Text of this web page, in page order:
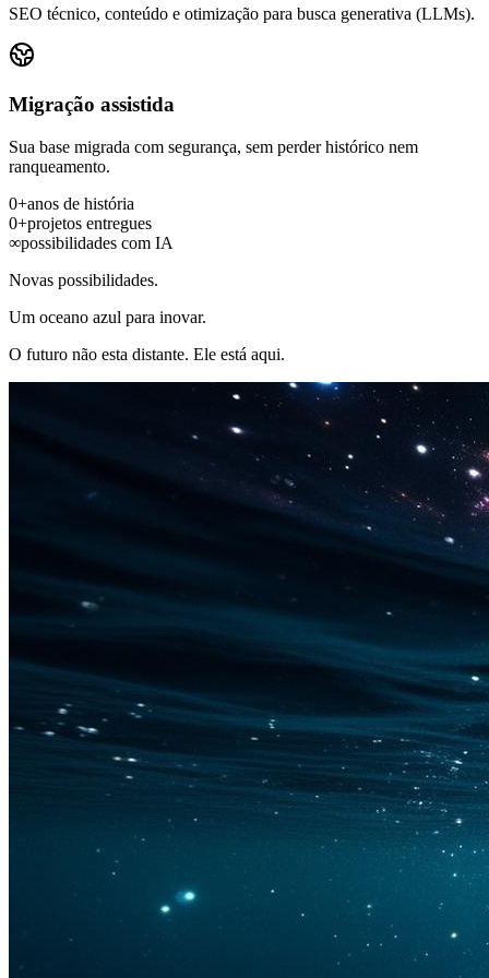
SEO técnico, conteúdo e otimização para busca generativa (LLMs).
Migração assistida
Sua base migrada com segurança, sem perder histórico nem
ranqueamento.
0+anos de história
0+projetos entregues
∞possibilidades com IA
Novas possibilidades.
Um oceano azul para inovar.
O futuro não esta distante. Ele está aqui.